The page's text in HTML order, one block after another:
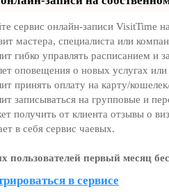
сервис онлайн-записи VisitTime
мастера, специалиста или
гибко управлять расписанием и
оповещения о новых услугах или
принять оплату на карту/
записываться на групповые и
получить от клиента отзывы о
в себя сервис чаевых.
пользователей первый месяц
в сервисе